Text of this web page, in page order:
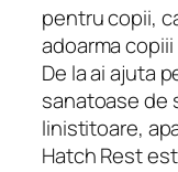
pentru copii,
adoarma
De la ai ajuta
sanatoase de
linistitoare,
Hatch Rest